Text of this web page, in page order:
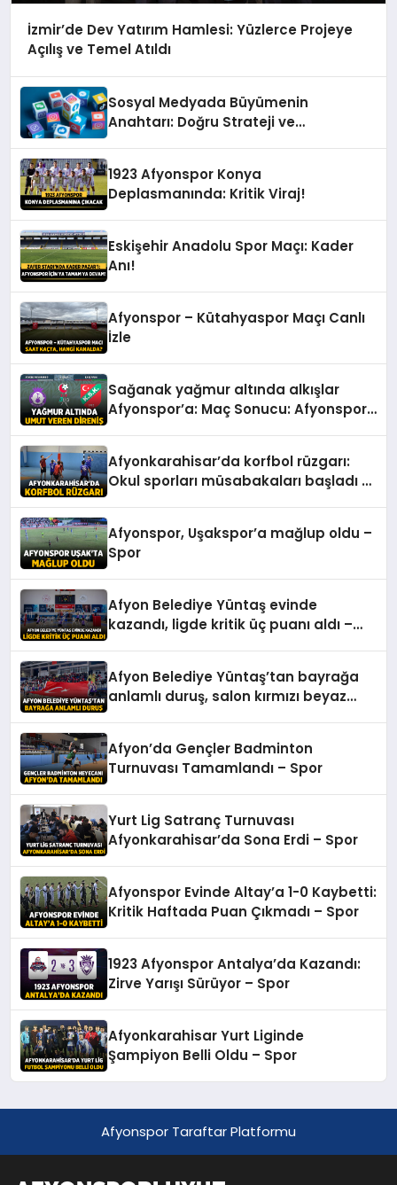
İzmir’de Dev Yatırım Hamlesi: Yüzlerce Projeye
Açılış ve Temel Atıldı
Sosyal Medyada Büyümenin
Anahtarı: Doğru Strateji ve
1923 Afyonspor Konya
Deplasmanında: Kritik Viraj!
Eskişehir Anadolu Spor Maçı: Kader
Anı!
Afyonspor – Kütahyaspor Maçı Canlı
İzle
Sağanak yağmur altında alkışlar
Afyonspor’a: Maç Sonucu: Afyonspor
Afyonkarahisar’da korfbol rüzgarı:
Okul sporları müsabakaları başladı –
Afyonspor, Uşakspor’a mağlup oldu –
Spor
Afyon Belediye Yüntaş evinde
kazandı, ligde kritik üç puanı aldı –
Afyon Belediye Yüntaş’tan bayrağa
anlamlı duruş, salon kırmızı beyaz
Afyon’da Gençler Badminton
Turnuvası Tamamlandı – Spor
Yurt Lig Satranç Turnuvası
Afyonkarahisar’da Sona Erdi – Spor
Afyonspor Evinde Altay’a 1-0 Kaybetti:
Kritik Haftada Puan Çıkmadı – Spor
1923 Afyonspor Antalya’da Kazandı:
Zirve Yarışı Sürüyor – Spor
Afyonkarahisar Yurt Liginde
Şampiyon Belli Oldu – Spor
Afyonspor Taraftar Platformu